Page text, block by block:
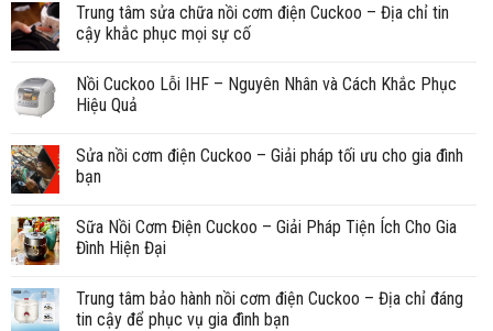
Trung tâm sửa chữa nồi cơm điện Cuckoo – Địa chỉ tin
cậy khắc phục mọi sự cố
Nồi Cuckoo Lỗi IHF – Nguyên Nhân và Cách Khắc Phục
Hiệu Quả
Sửa nồi cơm điện Cuckoo – Giải pháp tối ưu cho gia đình
bạn
Sữa Nồi Cơm Điện Cuckoo – Giải Pháp Tiện Ích Cho Gia
Đình Hiện Đại
Trung tâm bảo hành nồi cơm điện Cuckoo – Địa chỉ đáng
tin cậy để phục vụ gia đình bạn